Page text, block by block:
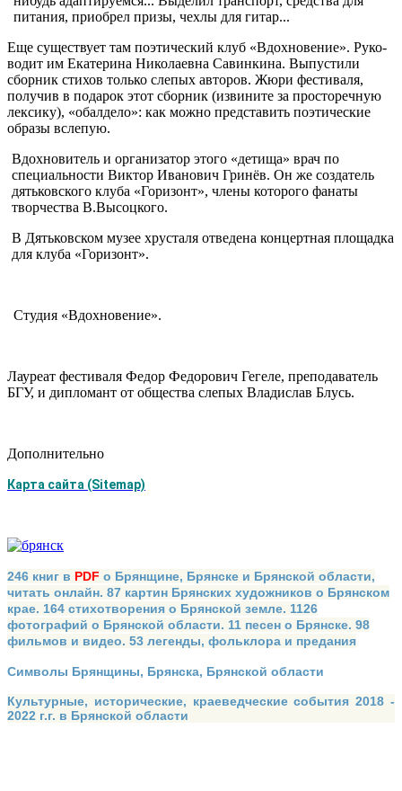
питания, приоб­рел призы, чех­лы для гитар...
Еще существу­ет там поэтичес­кий клуб «Вдох­новение». Руко­
водит им Екате­рина Николаевна Савинкина. Выпустили
сборник стихов только слепых авторов. Жюри фестиваля,
получив в пода­рок этот сборник (извините за про­сторечную
лексику), «обалдело»: как можно представить поэтичес­кие
образы вслепую.
Вдохновитель и организатор этого «детища» врач по
специаль­ности Виктор Иванович Гринёв. Он же создатель
дятьковского клуба «Горизонт», члены которого фанаты
творчества В.Высоцкого.
В Дятьковском музее хруста­ля отведена концертная площад­ка
для клуба «Горизонт».
Студия «Вдохновение».
Лауреат фестиваля Федор Федорович Гегеле, преподаватель
БГУ, и дипломант от общества слепых Владислав Блусь.
Дополнительно
Карта сайта (Sitemap)
246 книг в PDF о Брянщине, Брянске и Брянской области,
читать онлайн. 87 картин Брянских художников о Брянском
крае. 164 стихотворения о Брянской земле. 1126
фотографий о Брянской области. 11 песен о Брянске. 98
фильмов и видео. 53 легенды, фольклора и предания
Символы Брянщины, Брянска, Брянской области
Культурные, исторические, краеведческие события 2018 -
2022 г.г. в Брянской области